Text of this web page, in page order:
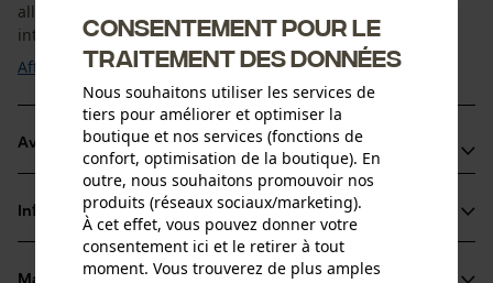
allonge apporte une protection supplementaire contre les
intemperies lors des mouvements. Le ...
Afficher plus
Avantages du produit
Membrane Helly Tech® Performance pour une protection
coupe-vent et impermeable
Dos allonge pour une protection supplementaire contre
les intemperies
Informations sur le produit
Matériau & entretien
Consentement pour le
traitement des données
Nous souhaitons utiliser les services de
tiers pour améliorer et optimiser la
boutique et nos services (fonctions de
confort, optimisation de la boutique). En
outre, nous souhaitons promouvoir nos
produits (réseaux sociaux/marketing).
À cet effet, vous pouvez donner votre
consentement ici et le retirer à tout
moment. Vous trouverez de plus amples